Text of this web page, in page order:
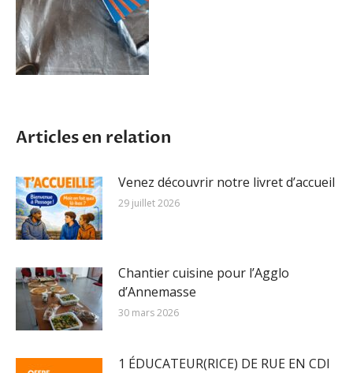
Articles en relation
Venez découvrir notre livret d’accueil
29 juillet 2026
Chantier cuisine pour l’Agglo
d’Annemasse
30 mars 2026
1 ÉDUCATEUR(RICE) DE RUE EN CDI